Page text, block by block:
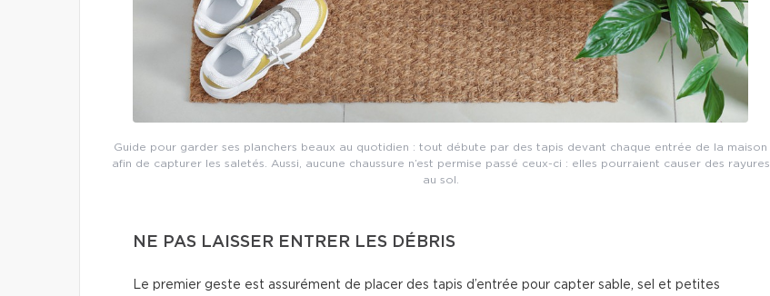
Guide pour garder ses planchers beaux au quotidien : tout débute par des tapis devant chaque entrée de la maison
afin de capturer les saletés. Aussi, aucune chaussure n’est permise passé ceux-ci : elles pourraient causer des rayures
au sol.
NE PAS LAISSER ENTRER LES DÉBRIS
Le premier geste est assurément de placer des tapis d’entrée pour capter sable, sel et petites